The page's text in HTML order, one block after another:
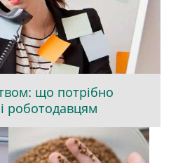
що потрібно
роботодавцям